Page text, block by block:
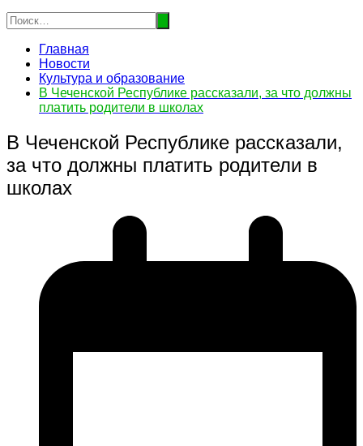
Главная
Новости
Культура и образование
В Чеченской Республике рассказали, за что должны
платить родители в школах
В Чеченской Республике рассказали,
за что должны платить родители в
школах